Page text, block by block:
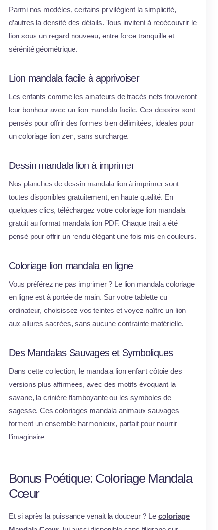
Parmi nos modèles, certains privilégient la simplicité,
d’autres la densité des détails. Tous invitent à redécouvrir le
lion sous un regard nouveau, entre force tranquille et
sérénité géométrique.
Lion mandala facile à apprivoiser
Les enfants comme les amateurs de tracés nets trouveront
leur bonheur avec un lion mandala facile. Ces dessins sont
pensés pour offrir des formes bien délimitées, idéales pour
un coloriage lion zen, sans surcharge.
Dessin mandala lion à imprimer
Nos planches de dessin mandala lion à imprimer sont
toutes disponibles gratuitement, en haute qualité. En
quelques clics, téléchargez votre coloriage lion mandala
gratuit au format mandala lion PDF. Chaque trait a été
pensé pour offrir un rendu élégant une fois mis en couleurs.
Coloriage lion mandala en ligne
Vous préférez ne pas imprimer ? Le lion mandala coloriage
en ligne est à portée de main. Sur votre tablette ou
ordinateur, choisissez vos teintes et voyez naître un lion
aux allures sacrées, sans aucune contrainte matérielle.
Des Mandalas Sauvages et Symboliques
Dans cette collection, le mandala lion enfant côtoie des
versions plus affirmées, avec des motifs évoquant la
savane, la crinière flamboyante ou les symboles de
sagesse. Ces coloriages mandala animaux sauvages
forment un ensemble harmonieux, parfait pour nourrir
l’imaginaire.
Bonus Poétique: Coloriage Mandala
Cœur
Et si après la puissance venait la douceur ? Le coloriage